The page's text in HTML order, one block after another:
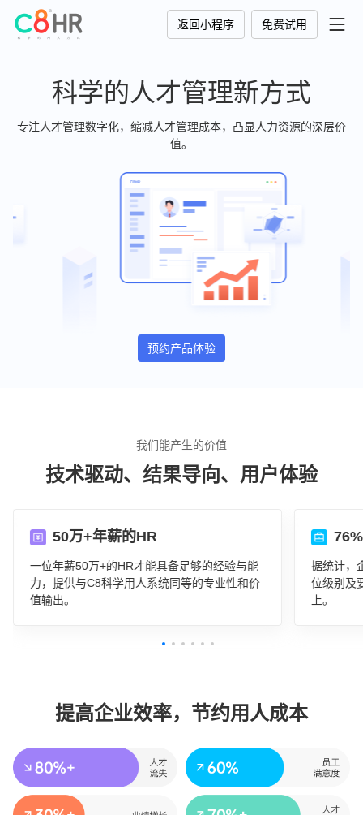
返回小程序 免费试用
科学的人才管理新方式
专注人才管理数字化，缩减人才管理成本，凸显人力资源的深层价
值。
预约产品体验
我们能产生的价值
技术驱动、结果导向、用户体验
50万+年薪的HR
一位年薪50万+的HR才能具备足够的经验与能
力，提供与C8科学用人系统同等的专业性和价
值输出。
据统计，
位级别及
上。
提高企业效率，节约用人成本